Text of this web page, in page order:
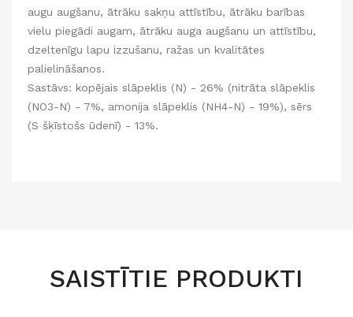
augu augšanu, ātrāku sakņu attīstību, ātrāku barības
vielu piegādi augam, ātrāku auga augšanu un attīstību,
dzeltenīgu lapu izzušanu, ražas un kvalitātes
palielināšanos.
Sastāvs: kopējais slāpeklis (N) - 26% (nitrāta slāpeklis
(NO3-N) - 7%, amonija slāpeklis (NH4-N) - 19%), sērs
(S šķīstošs ūdenī) - 13%.
SAISTĪTIE PRODUKTI